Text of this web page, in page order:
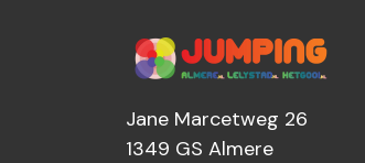
Jane Marcetweg 26
1349 GS Almere